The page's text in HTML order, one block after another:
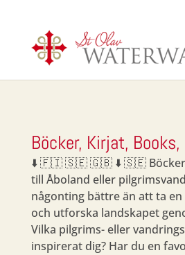
Böcker, Kirjat, Books,
⬇️ 🇫🇮 🇸🇪 🇬🇧 ⬇️ 🇸🇪 Böcker
till Åboland eller
någonting bättre än att ta
och utforska landskapet
Vilka pilgrims- eller
inspirerat dig? Har du en